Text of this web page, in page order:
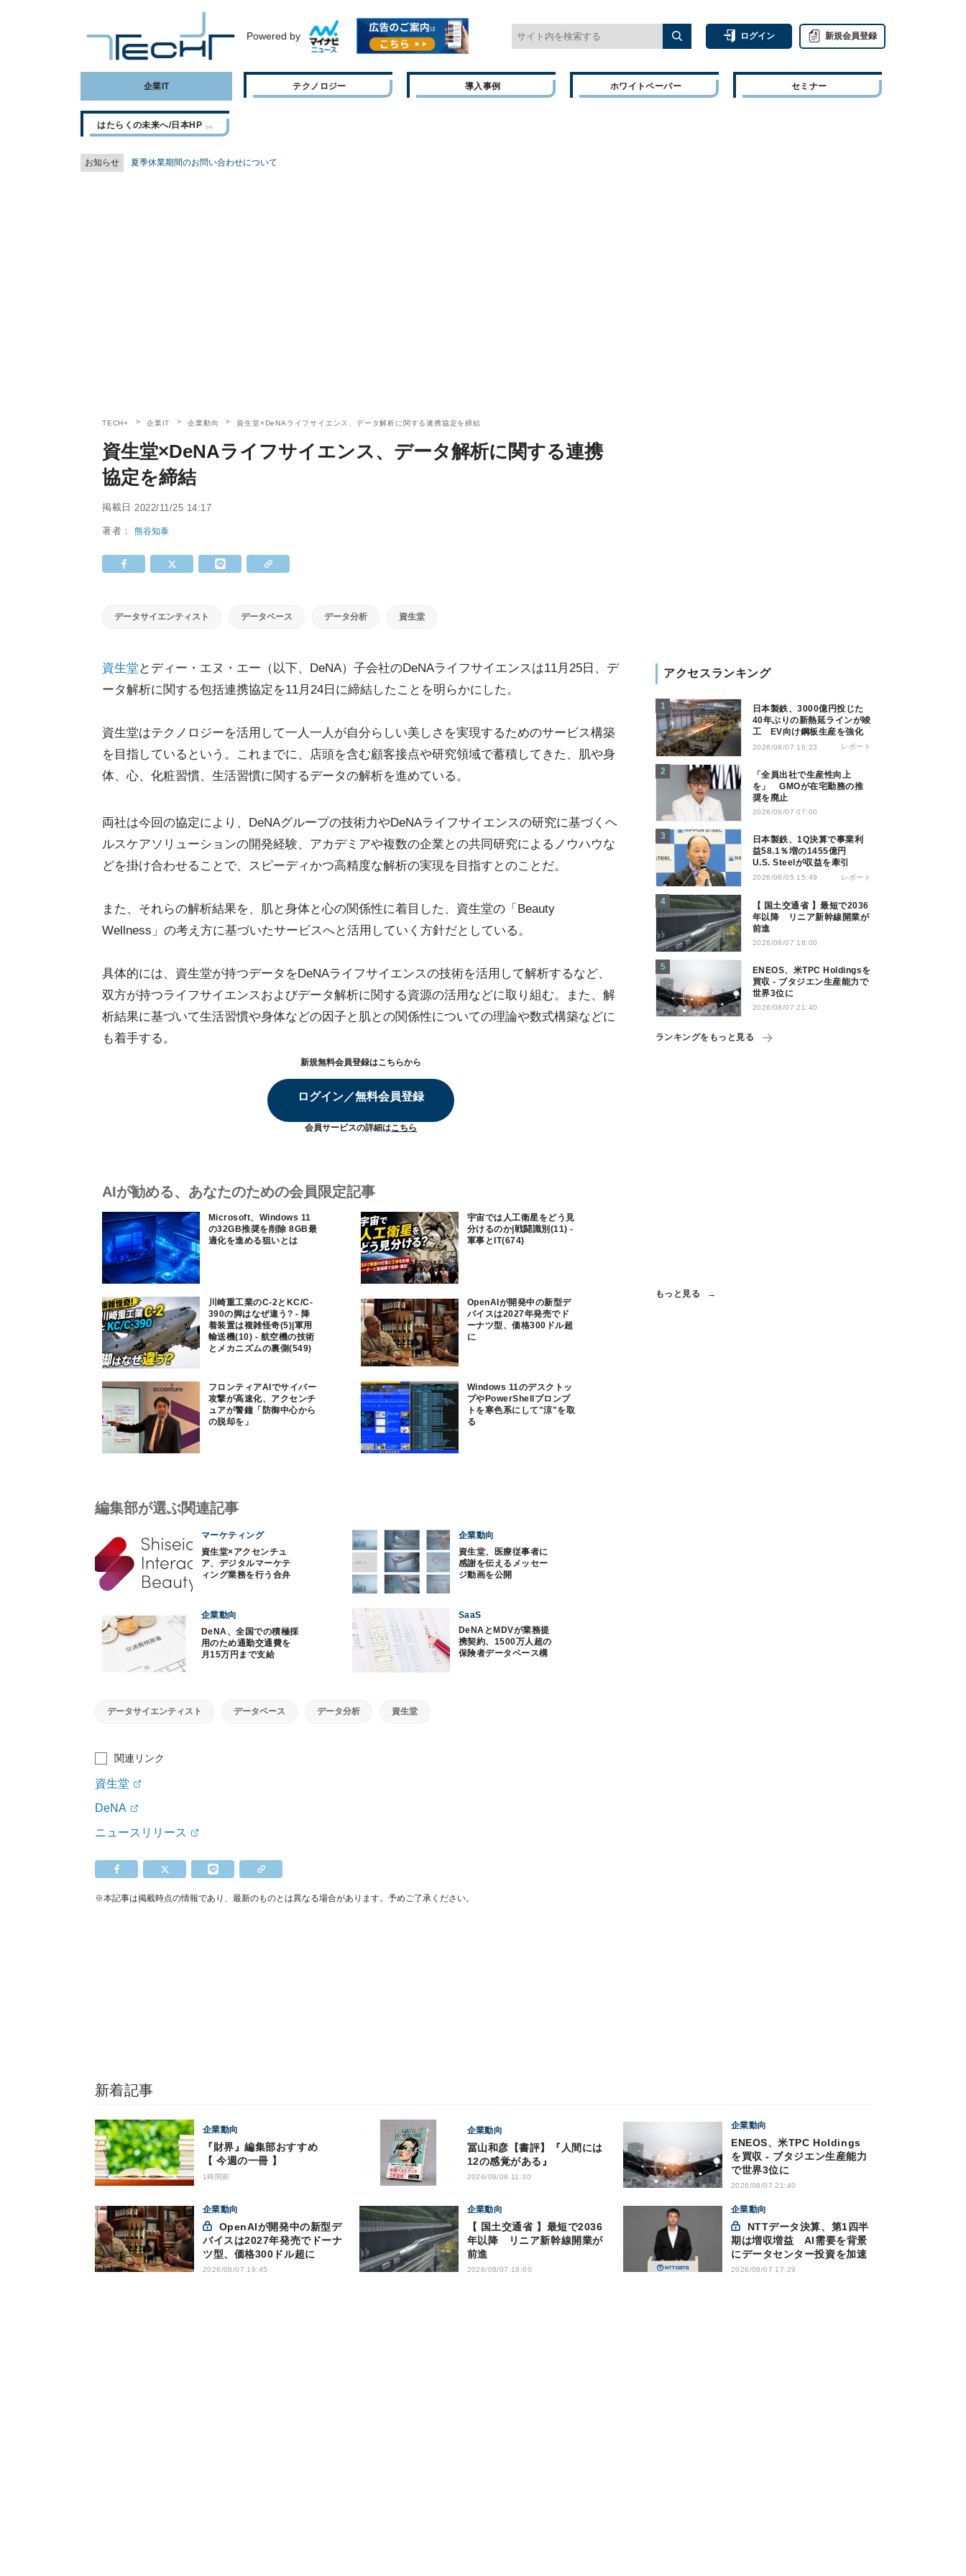
Powered by ログイン 新規会員登録
企業IT テクノロジー 導入事例 ホワイトペーパー セミナー
はたらくの未来へ/日本HP
お知らせ 夏季休業期間のお問い合わせについて
TECH+ 企業IT 企業動向 資生堂×DeNAライフサイエンス、データ解析に関する連携協定を締結
資生堂×DeNAライフサイエンス、データ解析に関する連携
協定を締結
掲載日 2022/11/25 14:17
著者：熊谷知泰
データサイエンティスト データベース データ分析 資生堂
資生堂 とディー・エヌ・エー（以下、DeNA）子会社のDeNAライフサイエンスは11月25日、デ
ータ解析に関する包括連携協定を11月24日に締結したことを明らかにした。
資生堂はテクノロジーを活用して一人一人が自分らしい美しさを実現するためのサービス構築
を目指しているという。これまでに、店頭を含む顧客接点や研究領域で蓄積してきた、肌や身
体、心、化粧習慣、生活習慣に関するデータの解析を進めている。
両社は今回の協定により、DeNAグループの技術力やDeNAライフサイエンスの研究に基づくヘ
ルスケアソリューションの開発経験、アカデミアや複数の企業との共同研究によるノウハウな
どを掛け合わせることで、スピーディかつ高精度な解析の実現を目指すとのことだ。
また、それらの解析結果を、肌と身体と心の関係性に着目した、資生堂の「Beauty
Wellness」の考え方に基づいたサービスへと活用していく方針だとしている。
具体的には、資生堂が持つデータをDeNAライフサイエンスの技術を活用して解析するなど、
双方が持つライフサイエンスおよびデータ解析に関する資源の活用などに取り組む。また、解
析結果に基づいて生活習慣や身体などの因子と肌との関係性についての理論や数式構築などに
も着手する。
新規無料会員登録はこちらから
ログイン／無料会員登録
会員サービスの詳細はこちら
AIが勧める、あなたのための会員限定記事
Microsoft、Windows 11
の32GB推奨を削除 8GB最
適化を進める狙いとは
宇宙では人工衛星をどう見
分けるのか|戦闘識別(11) -
軍事とIT(674)
川崎重工業のC-2とKC/C-
390の脚はなぜ違う? - 降
着装置は複雑怪奇(5)|軍用
輸送機(10) - 航空機の技術
とメカニズムの裏側(549)
OpenAIが開発中の新型デ
バイスは2027年発売でド
ーナツ型、価格300ドル超
に
フロンティアAIでサイバー
攻撃が高速化、アクセンチ
ュアが警鐘「防御中心から
の脱却を」
Windows 11のデスクトッ
プやPowerShellプロンプ
トを寒色系にして"涼"を取
る
アクセスランキング
日本製鉄、3000億円投じた
40年ぶりの新熱延ラインが竣
工 EV向け鋼板生産を強化
2026/08/07 16:23 レポート
「全員出社で生産性向上
を」 GMOが在宅勤務の推
奨を廃止
2026/08/07 07:00
日本製鉄、1Q決算で事業利
益58.1％増の1455億円
U.S. Steelが収益を牽引
2026/08/05 15:49 レポート
【 国土交通省 】最短で2036
年以降 リニア新幹線開業が
前進
2026/08/07 18:00
ENEOS、米TPC Holdingsを
買収 - ブタジエン生産能力で
世界3位に
2026/08/07 21:40
ランキングをもっと見る
もっと見る
編集部が選ぶ関連記事
マーケティング
資生堂×アクセンチュ
ア、デジタルマーケテ
ィング業務を行う合弁
企業動向
資生堂、医療従事者に
感謝を伝えるメッセー
ジ動画を公開
企業動向
DeNA、全国での積極採
用のため通勤交通費を
月15万円まで支給
SaaS
DeNAとMDVが業務提
携契約、1500万人超の
保険者データベース構
データサイエンティスト データベース データ分析 資生堂
関連リンク
資生堂
DeNA
ニュースリリース
※本記事は掲載時点の情報であり、最新のものとは異なる場合があります。予めご了承ください。
新着記事
企業動向
『財界』編集部おすすめ
【 今週の一冊 】
1時間前
企業動向
冨山和彦【書評】『人間には
12の感覚がある』
2026/08/08 11:30
企業動向
ENEOS、米TPC Holdings
を買収 - ブタジエン生産能力
で世界3位に
2026/08/07 21:40
企業動向
バイスは2027年発売でドーナ
ツ型、価格300ドル超に
2026/08/07 19:45
企業動向
【 国土交通省 】最短で2036
年以降 リニア新幹線開業が
前進
2026/08/07 18:00
企業動向
期は増収増益 AI需要を背景
にデータセンター投資を加速
2026/08/07 17:29